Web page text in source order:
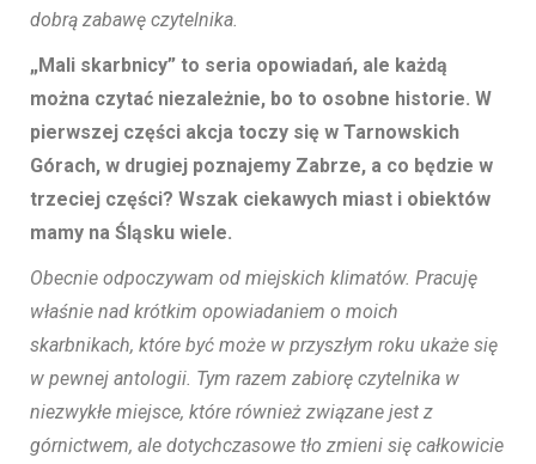
dobrą zabawę czytelnika.
„Mali skarbnicy” to seria opowiadań, ale każdą
można czytać niezależnie, bo to osobne historie. W
pierwszej części akcja toczy się w Tarnowskich
Górach, w drugiej poznajemy Zabrze, a co będzie w
trzeciej części? Wszak ciekawych miast i obiektów
mamy na Śląsku wiele.
Obecnie odpoczywam od miejskich klimatów. Pracuję
właśnie nad krótkim opowiadaniem o moich
skarbnikach, które być może w przyszłym roku ukaże się
w pewnej antologii. Tym razem zabiorę czytelnika w
niezwykłe miejsce, które również związane jest z
górnictwem, ale dotychczasowe tło zmieni się całkowicie